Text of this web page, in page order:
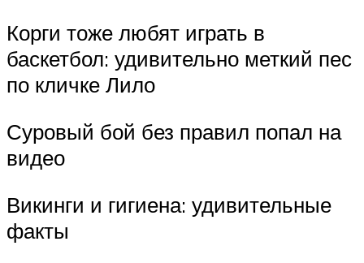
Корги тоже любят играть в
баскетбол: удивительно меткий пес
по кличке Лило
Суровый бой без правил попал на
видео
Викинги и гигиена: удивительные
факты